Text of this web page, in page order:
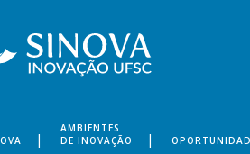
AMBIENTES
DE INOVAÇÃO